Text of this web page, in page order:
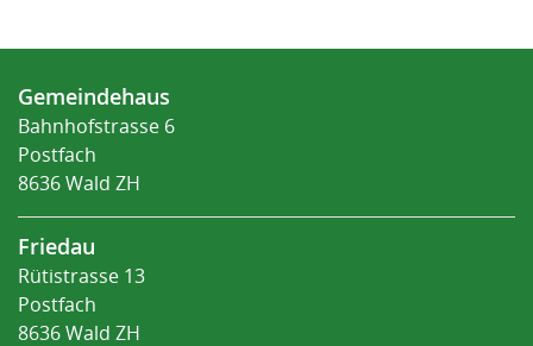
Fusszeile
Gemeindehaus
Bahnhofstrasse 6
Postfach
8636 Wald ZH
Friedau
Rütistrasse 13
Postfach
8636 Wald ZH